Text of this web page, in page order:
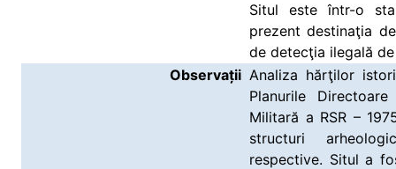
Situl este într-o
prezent destinaţia
de detecţia ilegală
Observații Analiza hărţilor
Planurile
Militară a RSR –
structuri
respective. Situl a